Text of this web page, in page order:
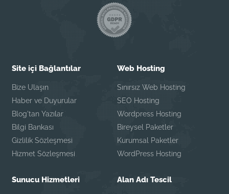
Site içi Bağlantılar
Bize Ulaşın
Haber ve Duyurular
Blog'tan Yazılar
Bilgi Bankası
Gizlilik Sözleşmesi
Hizmet Sözleşmesi
Web Hosting
Sınırsız Web Hosting
SEO Hosting
Wordpress Hosting
Bireysel Paketler
Kurumsal Paketler
WordPress Hosting
Sunucu Hizmetleri Alan Adı Tescil